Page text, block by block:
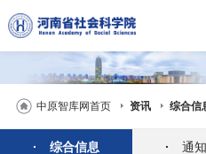
中原智库网首页 资讯 综合信
· 综合信息 · 通